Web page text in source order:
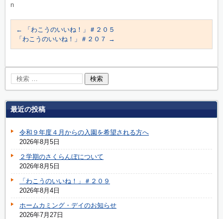
n
←
「わこうのいいね！」＃２０５
「わこうのいいね！」＃２０７ →
最近の投稿
令和９年度４月からの入園を希望される方へ
2026年8月5日
２学期のさくらんぼについて
2026年8月5日
「わこうのいいね！」＃２０９
2026年8月4日
ホームカミング・デイのお知らせ
2026年7月27日